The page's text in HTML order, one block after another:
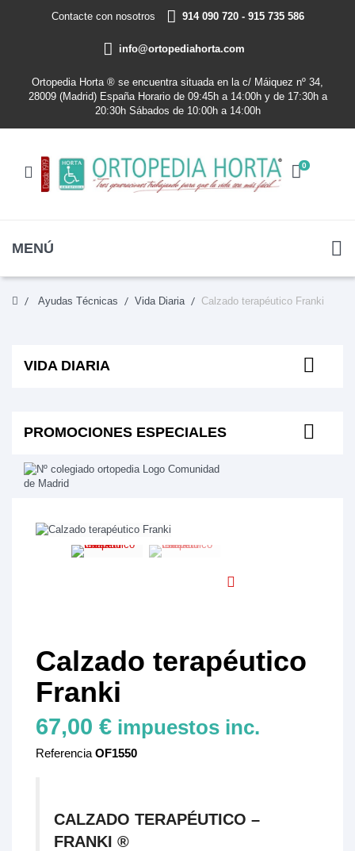
Contacte con nosotros 914 090 720 - 915 735 586
info@ortopediahorta.com
Ortopedia Horta ® se encuentra situada en la c/ Máiquez nº 34,
28009 (Madrid) España Horario de 09:45h a 14:00h y de 17:30h a
20:30h Sábados de 10:00h a 14:00h
0
MENÚ
Ayudas Técnicas Vida Diaria Calzado terapéutico Franki
VIDA DIARIA
PROMOCIONES ESPECIALES
Calzado terapéutico
Franki
67,00 € impuestos inc.
Referencia OF1550
CALZADO TERAPÉUTICO –
FRANKI ®